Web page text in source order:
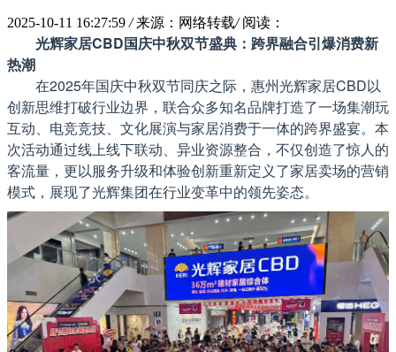
2025-10-11 16:27:59 / 来源：网络转载/ 阅读：
光辉家居CBD国庆中秋双节盛典：跨界融合引爆消费新
热潮
在2025年国庆中秋双节同庆之际，惠州光辉家居CBD以
创新思维打破行业边界，联合众多知名品牌打造了一场集潮玩
互动、电竞竞技、文化展演与家居消费于一体的跨界盛宴。本
次活动通过线上线下联动、异业资源整合，不仅创造了惊人的
客流量，更以服务升级和体验创新重新定义了家居卖场的营销
模式，展现了光辉集团在行业变革中的领先姿态。